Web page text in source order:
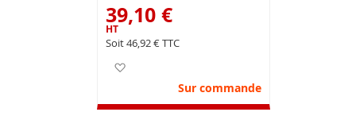
Montage mural extérieur ou
intérieur (fixation comprise).
Dimensions ext.( mm ) : L 90 x H
120 P 40
39,10 €
46,92 €
Sur commande